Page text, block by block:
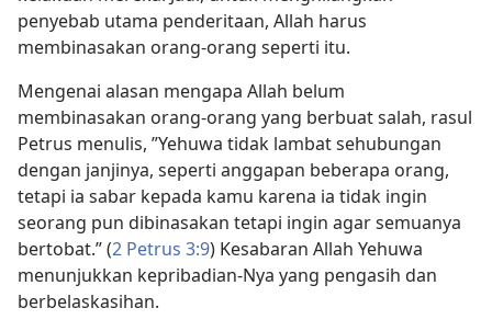
penyebab utama penderitaan, Allah harus
membinasakan orang-orang seperti itu.
Mengenai alasan mengapa Allah belum
membinasakan orang-orang yang berbuat salah, rasul
Petrus menulis, ”Yehuwa tidak lambat sehubungan
dengan janjinya, seperti anggapan beberapa orang,
tetapi ia sabar kepada kamu karena ia tidak ingin
seorang pun dibinasakan tetapi ingin agar semuanya
bertobat.” (2 Petrus 3:9) Kesabaran Allah Yehuwa
menunjukkan kepribadian-Nya yang pengasih dan
berbelaskasihan.